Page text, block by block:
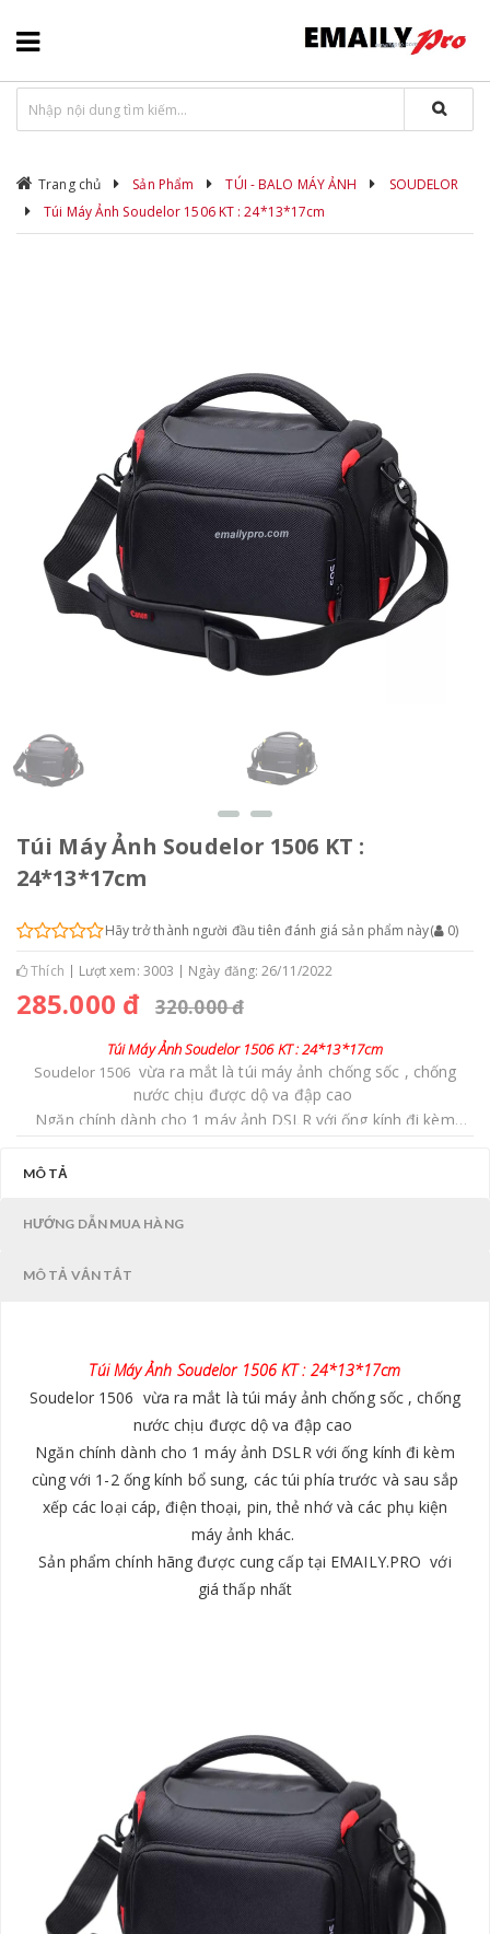
Trang chủ Sản Phẩm TÚI - BALO MÁY ẢNH
SOUDELOR
Túi Máy Ảnh Soudelor 1506 KT : 24*13*17cm
Túi Máy Ảnh Soudelor 1506 KT :
24*13*17cm
Hãy trở thành người đầu tiên đánh giá sản phẩm này( 0)
Thích Lượt xem: 3003 Ngày đăng: 26/11/2022
285.000 đ 320.000 đ
Túi Máy Ảnh Soudelor 1506 KT : 24*13*17cm
Soudelor 1506vừa ra mắt là túi máy ảnh chống sốc , chống
nước chịu được dộ va đập cao
Ngăn chính dành cho 1 máy ảnh DSLR với ống kính đi kèm
xếp các loại cáp, điện thoại, pin, thẻ nhớ và các phụ kiện máy
Sản phẩm chính hãng được cung cấp tại EMAILY.PRO với giá
MÔ TẢ
HƯỚNG DẪN MUA HÀNG
MÔ TẢ VẮN TẮT
Túi Máy Ảnh Soudelor 1506 KT : 24*13*17cm
Soudelor 1506 vừa ra mắt là túi máy ảnh chống sốc , chống
nước chịu được dộ va đập cao
Ngăn chính dành cho 1 máy ảnh DSLR với ống kính đi kèm
cùng với 1-2 ống kính bổ sung, các túi phía trước và sau sắp
xếp các loại cáp, điện thoại, pin, thẻ nhớ và các phụ kiện
máy ảnh khác.
Sản phẩm chính hãng được cung cấp tại EMAILY.PRO với
giá thấp nhất